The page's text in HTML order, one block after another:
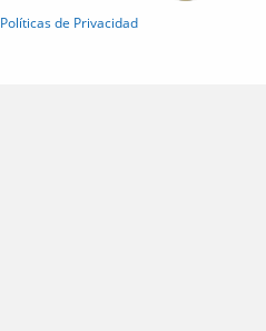
Políticas de Privacidad